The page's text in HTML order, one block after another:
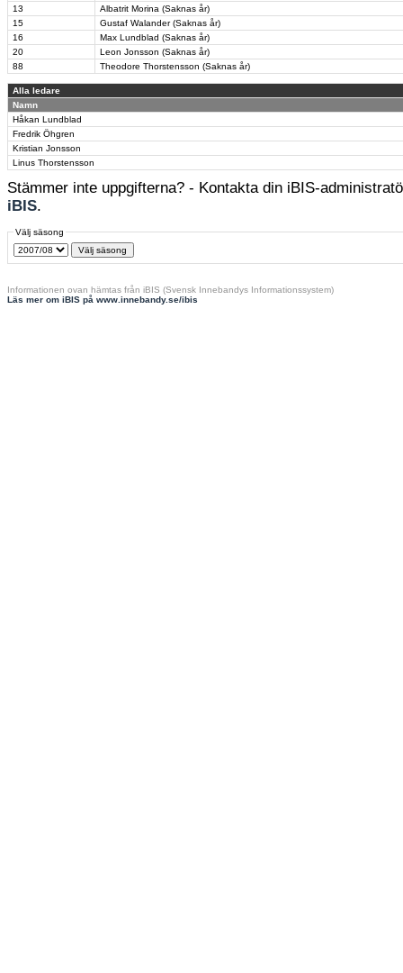
13
Albatrit Morina (Saknas år)
15
Gustaf Walander (Saknas år)
16
Max Lundblad (Saknas år)
20
Leon Jonsson (Saknas år)
88
Theodore Thorstensson (Saknas år)
Alla ledare
Namn
Håkan Lundblad
Fredrik Öhgren
Kristian Jonsson
Linus Thorstensson
Stämmer inte uppgifterna? - Kontakta din iBIS-
iBIS.
Välj säsong
Informationen ovan hämtas från iBIS (Svensk Innebandys Informationssystem)
Läs mer om iBIS på www.innebandy.se/ibis